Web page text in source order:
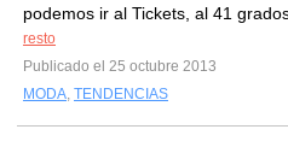
podemos ir al Tickets, al 41
resto
Publicado el 25 octubre 2013
MODA, TENDENCIAS